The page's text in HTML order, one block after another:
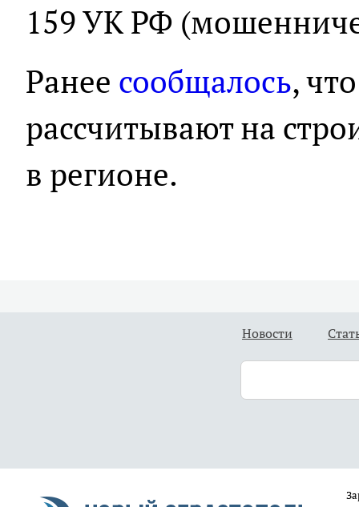
159 УК РФ
Ранее сообщалось,
рассчитывают на
в регионе.
Новости